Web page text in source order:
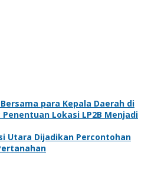
para Kepala Daerah di
Lokasi LP2B Menjadi
Utara Dijadikan Percontohan